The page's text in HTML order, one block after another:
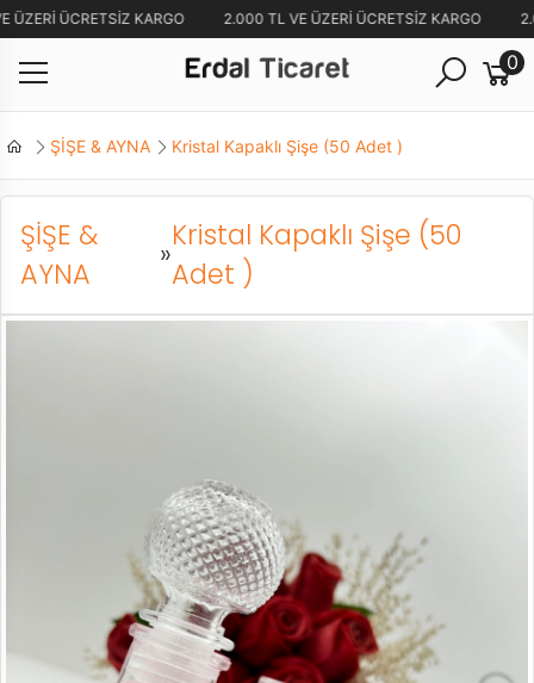
ÜZERİ ÜCRETSİZ KARGO 2.000 TL VE ÜZERİ ÜCRETSİZ KARGO
0
ŞİŞE & AYNA Kristal Kapaklı Şişe (50 Adet )
ŞİŞE &
AYNA
»
Kristal Kapaklı Şişe (50
Adet )